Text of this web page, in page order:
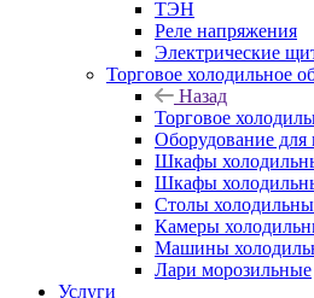
ТЭН
Реле напряжения
Электрические
Торговое холодильное
Назад
Торговое
Оборудование для
Шкафы
Шкафы
Столы
Камеры
Машины
Лари морозильные
Услуги